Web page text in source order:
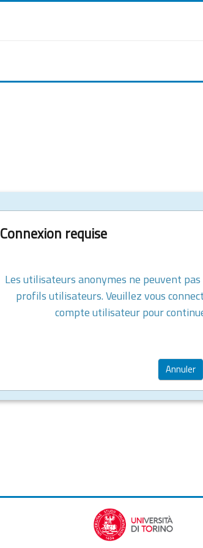
Connexion requise
Les utilisateurs anonymes ne peuvent
profils utilisateurs. Veuillez vous
compte utilisateur pour
Annuler